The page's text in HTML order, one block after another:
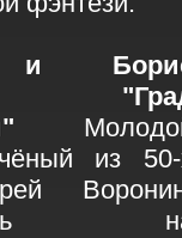
и
из